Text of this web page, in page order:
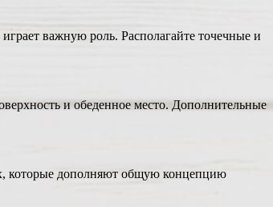
важную роль. Располагайте точечные и
и обеденное место. Дополнительные
которые дополняют общую концепцию